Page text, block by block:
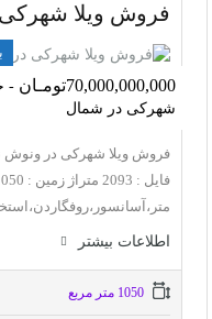
فروش ویلا
70,000,000,000تومـان
-
شهرکی در شمال
اطلاعات بيشتر